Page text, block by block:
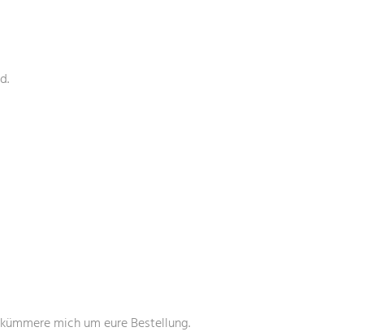
mich um eure Bestellung.